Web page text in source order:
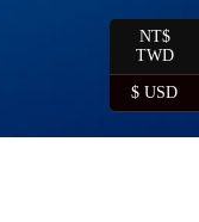
NT$
TWD
$ USD